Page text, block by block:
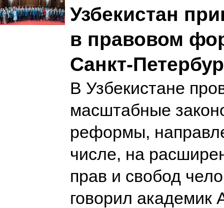
Узбекистан
в правовом
Санкт-
В Узбекистане
масштабные
реформы,
числе, на
прав и свобод
говорил академик